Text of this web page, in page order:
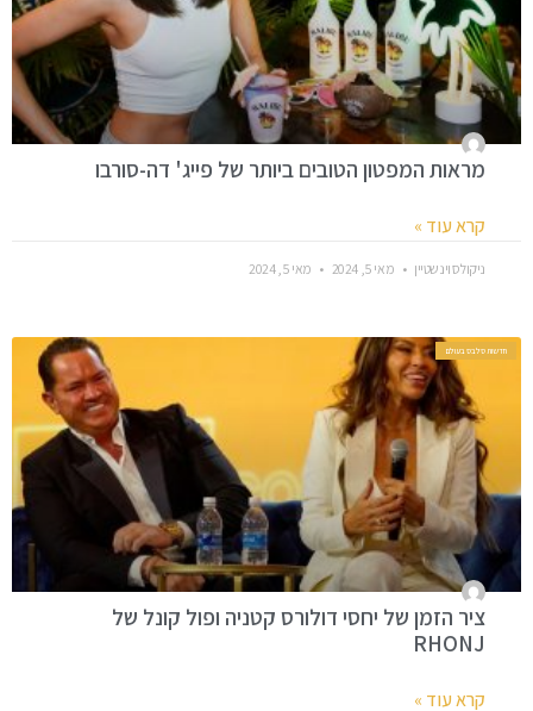
מראות המפטון הטובים ביותר של פייג' דה-סורבו
קרא עוד »
ניקולס וינשטיין מאי 5, 2024 מאי 5, 2024
חדשות סלבס בעולם
ציר הזמן של יחסי דולורס קטניה ופול קונל של
RHONJ
קרא עוד »